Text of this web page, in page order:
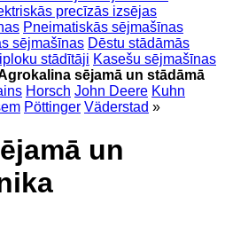
precīzās izsējas
Pneimatiskās sējmašīnas
sējmašīnas Dēstu stādāmās
stādītāji Kasešu sējmašīnas
sējamā un stādāmā
Horsch John Deere Kuhn
Pöttinger Väderstad »
un